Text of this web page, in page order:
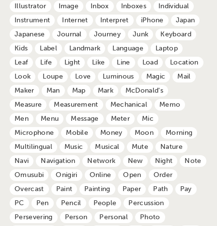
Illustrator
Image Inbox Inboxes
Individual
Instrument
Internet Interpret iPhone
Japan
Japanese
Journal Journey Junk
Keyboard
Kids
Label Landmark Language
Laptop
Leaf
Life Light Like Line Load
Location
Look
Loupe Love Luminous Magic
Mail
Maker
Man Map Mark
McDonald's
Measure
Measurement Mechanical
Memo
Men
Menu Message Meter
Mic
Microphone
Mobile Money Moon
Morning
Multilingual
Music Musical Mute
Nature
Navi
Navigation Network New Night
Note
Omusubi
Onigiri Online Open
Order
Overcast
Paint Painting Paper Path
Pay
PC
Pen Pencil People
Percussion
Persevering
Person Personal
Photo